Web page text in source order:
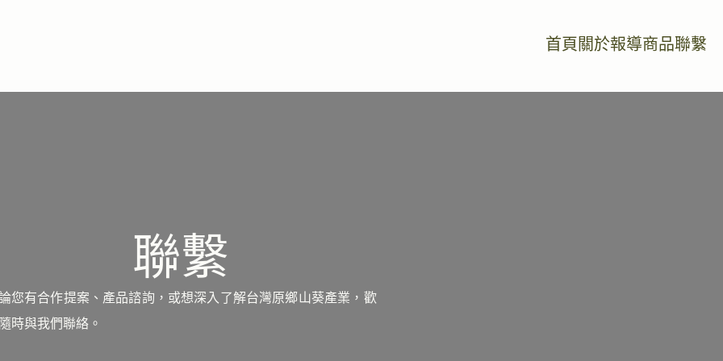
首頁關於報導商品聯繫
聯繫
您有合作提案、產品諮詢，或想深入了解台灣原鄉山葵產業，歡
時與我們聯絡。